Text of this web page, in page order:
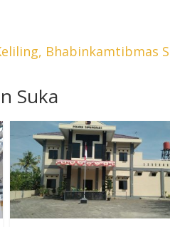
Bhabinkamtibmas
Suka